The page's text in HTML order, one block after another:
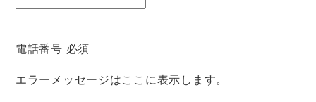
電話番号 必須
エラーメッセージはここに表示します。